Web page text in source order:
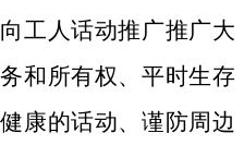
工人话动推广推广大
和所有权、平时生存
康的话动、谨防周边